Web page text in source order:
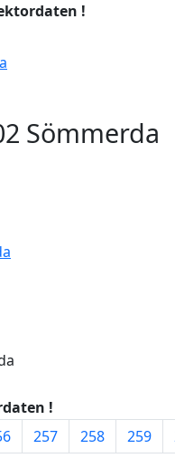
!
Sömmerda
!
Seite 261 von 262
257 258 259